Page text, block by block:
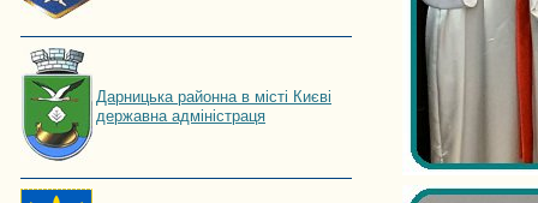
Дарницька районна в місті Києві
державна адміністраця